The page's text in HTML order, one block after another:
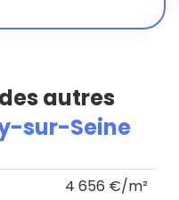
autres
sur-Seine
4 656 €/m²